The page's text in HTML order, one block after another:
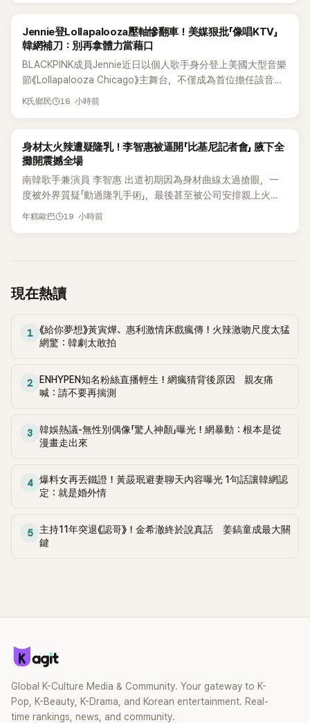
K-POP
Jennie登Lollapalooza壓軸慘翻車！美媒狠批「像唱KTV」
韓網補刀：別再拿體力當藉口
BLACKPINK成員Jennie近日以個人歌手身分登上美國大型音樂
節《Lollapalooza Chicago》主舞台，不僅成為首位擔任該音樂
節Headliner（壓軸主秀）的K-POP女SOLO歌手，寫下全新紀
形容整場演出「就像一場豪華KTV」。
K氏鄉民 16 小時前
K-POP
身材太火辣遭疑隆乳！李智惠被逼開「比基尼記者會」 腋下全
攤開震撼全場
南韓歌手兼演員 李智惠 出道初期因為身材曲線太過搶眼，一
度被外界質疑「動過隆乳手術」，最後甚至被公司安排親上火
線，召開前所未見的「泳裝記者會」澄清。這場記者會後來還被
惠、李賢怡、李恩亨，以第13位「My Star」身分登場，分享最真
實的生活日常。 節目一開始，李瑞鎮 率先與李智惠會合，兩人
發問：「妳不是上新聞了？說妳去做整形？是人中縮短手術嗎？」
一貫犀利又不留情的問法，讓現場瞬間笑成一片。對此，李智
延燒到過去的爭議。李瑞鎮脫口補刀：「妳以前不是還在游泳池
開過記者會？」直接點名她當年的風波。李智惠聽了忍不住笑
麼大，不知道才奇怪吧。」一來一往，氣氛反而更加輕鬆。 談到
當年情況，李智惠終於鬆口坦言，當時確實被質疑動過隆胸手
解釋，當時隆胸手術幾乎只有「腋下切開」一種方式，「所以我就
想，既然一直說我有做，那我乾脆把腋下給大家看，證明我根
上，早在 2006 年，李智惠就為了證明自己沒有「隆乳」，真的
召開了一場泳裝記者招待會。當時她穿著比基尼站在一排攝影
件。 回顧李智惠的演藝路，她於 1998 年以混聲團體 S#arp 成
員身分出道，該團在 2000 年代初期紅極一時，由李智惠、徐
智英兩位女成員，以及張錫炫、Chris Kim 兩位男成員組成。不
過後來爆出長達四年的團內霸凌風波，甚至傳出徐智英母親對
李智惠言語辱罵、動手等爭議，最終團體於 2002 年解散。 團
年糕歐巴 19 小時前
現在熱讀
1
《給你夢想》黃寅燁、惠利激情床戲瘋傳！火辣激吻尺度太猛
網驚：韓劇太敢拍
2
ENHYPEN知名粉絲直播輕生！網瘋猜背後原因 親友痛
喊：請不要再揣測
3
韓娛熱議-無性別偶像「驚人神顏」曝光！網暴動：根本是從
漫畫走出來
4
爆料女再丟鐵證！黃晸珉避妻聊天內容曝光 1句話讓韓網認
定：就是婚外情
5
主持11年突退《認哥》！金希澈終於說真話 姜鎬童成最大關
鍵
Global K-Culture Media & Community. Your gateway to K-
Pop, K-Beauty, K-Drama, and Korean entertainment. Real-
time rankings, news, and community.